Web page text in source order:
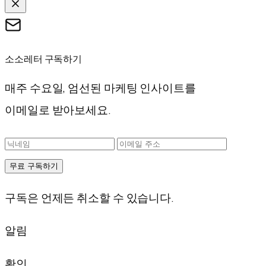
소소레터 구독하기
매주 수요일, 엄선된 마케팅 인사이트를
이메일로 받아보세요.
무료 구독하기
구독은 언제든 취소할 수 있습니다.
알림